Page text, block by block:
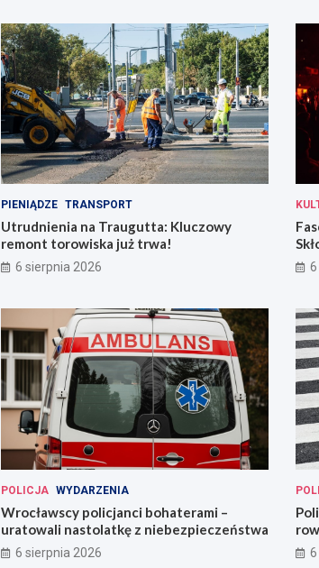
PIENIĄDZE TRANSPORT
Utrudnienia na Traugutta: Kluczowy
remont torowiska już trwa!
6 sierpnia 2026
POLICJA WYDARZENIA
Wrocławscy policjanci bohaterami –
uratowali nastolatkę z niebezpieczeństwa
6 sierpnia 2026